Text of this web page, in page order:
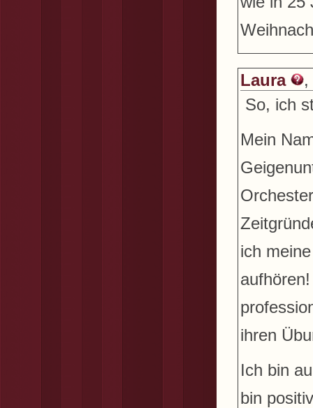
Laura
So, ich
Mein
ich
ihren
Ich bin
bin